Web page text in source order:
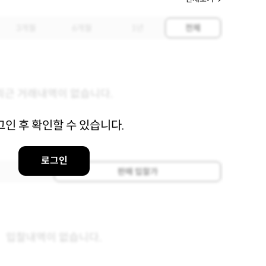
인 후 확인할 수 있습니다.
로그인
전체
판매 입찰가